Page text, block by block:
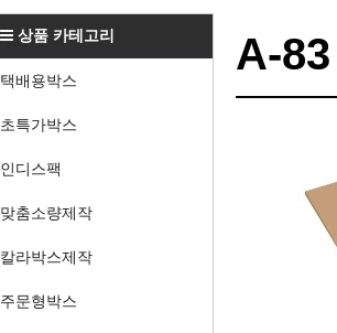
상품 카테고리
택배용박스
초특가박스
인디스팩
맞춤소량제작
칼라박스제작
주문형박스
A-